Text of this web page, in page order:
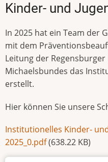
Kinder- und
In 2025 hat ein Team der
mit dem
Leitung der
Michaelsbundes das
erstellt.
Hier können Sie unsere
Institutionelles Kinder-
2025_0.pdf(638.22 KB)